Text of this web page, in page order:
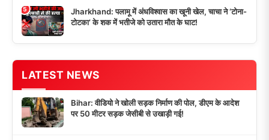
5
Jharkhand: पलामू में अंधविश्वास का खूनी खेल, चाचा ने ‘टोना-
टोटका’ के शक में भतीजे को उतारा मौत के घाट!
LATEST NEWS
Bihar: वीडियो ने खोली सड़क निर्माण की पोल, डीएम के आदेश
पर 50 मीटर सड़क जेसीबी से उखाड़ी गई!